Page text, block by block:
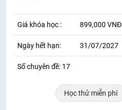
Giá khóa học : 899,000 VNĐ
Ngày hết hạn: 31/07/2027
Số chuyên đề: 17
Học thử miễn phí